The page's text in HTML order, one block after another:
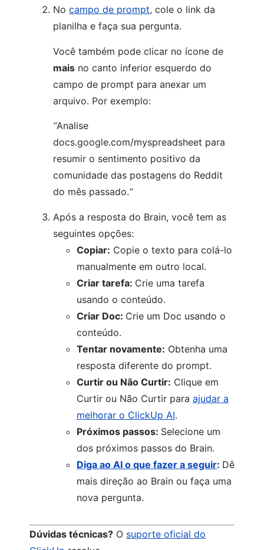
No campo de prompt, cole o link da
planilha e faça sua pergunta.
Você também pode clicar no ícone de
mais no canto inferior esquerdo do
campo de prompt para anexar um
arquivo. Por exemplo:
“Analise
docs.google.com/myspreadsheet para
resumir o sentimento positivo da
comunidade das postagens do Reddit
do mês passado.“
Após a resposta do Brain, você tem as
seguintes opções:
Copiar: Copie o texto para colá-lo
manualmente em outro local.
Criar tarefa: Crie uma tarefa
usando o conteúdo.
Criar Doc: Crie um Doc usando o
conteúdo.
Tentar novamente: Obtenha uma
resposta diferente do prompt.
Curtir ou Não Curtir: Clique em
Curtir ou Não Curtir para ajudar a
melhorar o ClickUp AI.
Próximos passos: Selecione um
dos próximos passos do Brain.
Diga ao AI o que fazer a seguir: Dê
mais direção ao Brain ou faça uma
nova pergunta.
Dúvidas técnicas? O suporte oficial do